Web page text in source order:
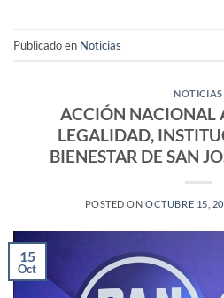
Publicado en Noticias
NOTICIAS
ACCIÓN NACIONAL
LEGALIDAD,
BIENESTAR DE SAN
POSTED ONOCTUBRE 15,
15
Oct